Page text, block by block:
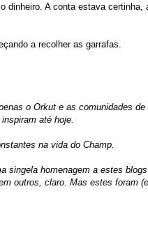
dinheiro. A conta estava certinha,
a recolher as garrafas.
o Orkut e as comunidades de
até hoje.
na vida do Champ.
singela homenagem a estes
outros, claro. Mas estes foram